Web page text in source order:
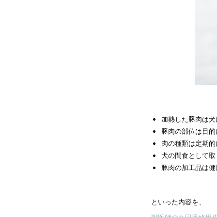
加熱した豚肉は
豚肉の部位は目
肉の種類は定期
犬の間食として
豚肉の加工品は
といった内容を、